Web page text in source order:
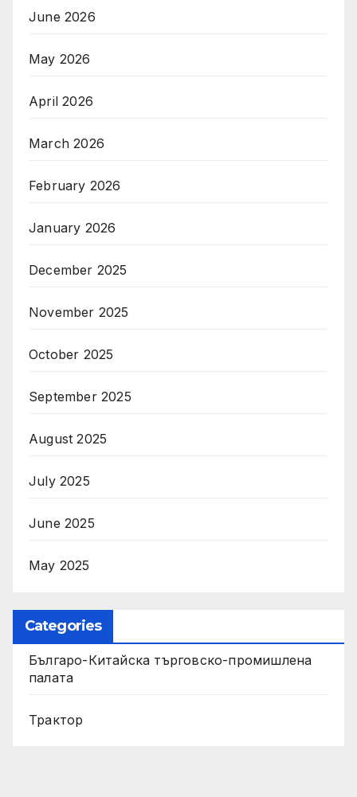
June 2026
May 2026
April 2026
March 2026
February 2026
January 2026
December 2025
November 2025
October 2025
September 2025
August 2025
July 2025
June 2025
May 2025
Categories
Българо-Китайска търговско-промишлена
палата
Трактор